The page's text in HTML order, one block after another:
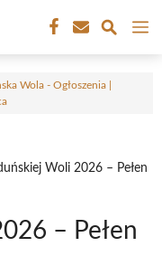
Wola - Ogłoszenia |
Woli 2026 – Pełen
– Pełen